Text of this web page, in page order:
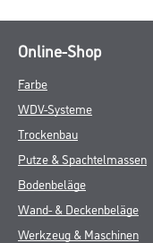
Online-Shop
Farbe
WDV-Systeme
Trockenbau
Putze & Spachtelmassen
Bodenbeläge
Wand- & Deckenbeläge
Werkzeug & Maschinen